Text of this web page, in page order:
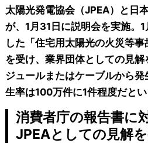
太陽光発電協会（JPEA）と日
が、1月31日に説明会を実施。
した「住宅用太陽光の火災等
を受け、業界団体としての見
ジュールまたはケーブルから
生率は100万件に1件程度だとい
消費者庁の報告書に
JPEAとしての見解